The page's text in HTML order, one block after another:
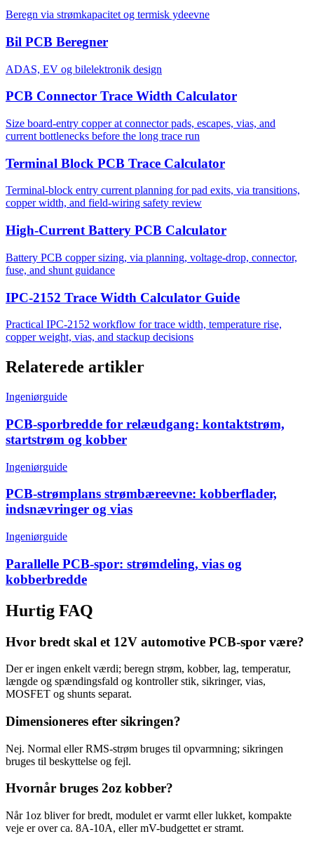
Beregn via strømkapacitet og termisk ydeevne
Bil PCB Beregner
ADAS, EV og bilelektronik design
PCB Connector Trace Width Calculator
Size board-entry copper at connector pads, escapes, vias, and
current bottlenecks before the long trace run
Terminal Block PCB Trace Calculator
Terminal-block entry current planning for pad exits, via transitions,
copper width, and field-wiring safety review
High-Current Battery PCB Calculator
Battery PCB copper sizing, via planning, voltage-drop, connector,
fuse, and shunt guidance
IPC-2152 Trace Width Calculator Guide
Practical IPC-2152 workflow for trace width, temperature rise,
copper weight, vias, and stackup decisions
Relaterede artikler
Ingeniørguide
PCB-sporbredde for relæudgang: kontaktstrøm,
startstrøm og kobber
Ingeniørguide
PCB-strømplans strømbæreevne: kobberflader,
indsnævringer og vias
Ingeniørguide
Parallelle PCB-spor: strømdeling, vias og
kobberbredde
Hurtig FAQ
Hvor bredt skal et 12V automotive PCB-spor være?
Der er ingen enkelt værdi; beregn strøm, kobber, lag, temperatur,
længde og spændingsfald og kontroller stik, sikringer, vias,
MOSFET og shunts separat.
Dimensioneres efter sikringen?
Nej. Normal eller RMS-strøm bruges til opvarmning; sikringen
bruges til beskyttelse og fejl.
Hvornår bruges 2oz kobber?
Når 1oz bliver for bredt, modulet er varmt eller lukket, kompakte
veje er over ca. 8A-10A, eller mV-budgettet er stramt.